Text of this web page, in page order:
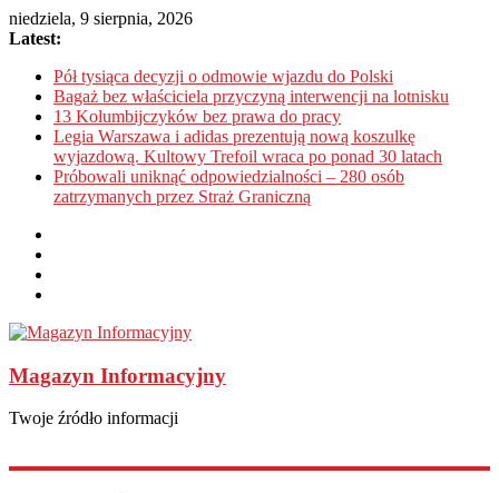
niedziela, 9 sierpnia, 2026
Latest:
Pół tysiąca decyzji o odmowie wjazdu do Polski
Bagaż bez właściciela przyczyną interwencji na lotnisku
13 Kolumbijczyków bez prawa do pracy
Legia Warszawa i adidas prezentują nową koszulkę
wyjazdową. Kultowy Trefoil wraca po ponad 30 latach
Próbowali uniknąć odpowiedzialności – 280 osób
zatrzymanych przez Straż Graniczną
Magazyn Informacyjny
Twoje źródło informacji